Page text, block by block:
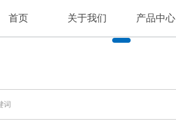
首页 关于我们 产品中心
公司新闻